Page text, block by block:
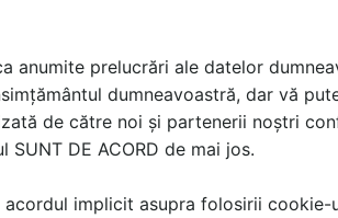
pe SpatiulConstruit.ro!
anumite prelucrări ale datelor
dumneavoastră, dar vă
de către noi și partenerii noștri
DE ACORD de mai jos.
implicit asupra folosirii cookie-